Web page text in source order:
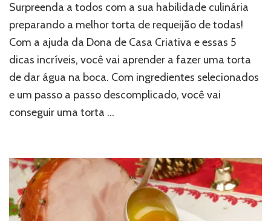
Surpreenda a todos com a sua habilidade culinária
preparando a melhor torta de requeijão de todas!
Com a ajuda da Dona de Casa Criativa e essas 5
dicas incríveis, você vai aprender a fazer uma torta
de dar água na boca. Com ingredientes selecionados
e um passo a passo descomplicado, você vai
conseguir uma torta …